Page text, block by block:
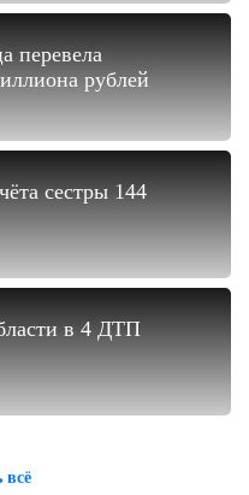
перевела
рублей
сестры 144
в 4 ДТП
всё